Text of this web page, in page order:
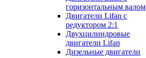
горизонтальным валом
Двигатели Lifan с
редуктором 2:1
Двухцилиндровые
двигатели Lifan
Дизельные двигатели